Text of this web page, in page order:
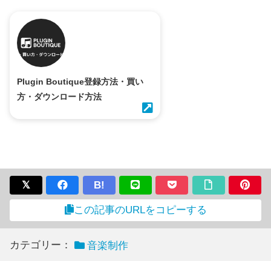
Plugin Boutique登録方法・買い
方・ダウンロード方法
B!
この記事のURLをコピーする
カテゴリー： 音楽制作